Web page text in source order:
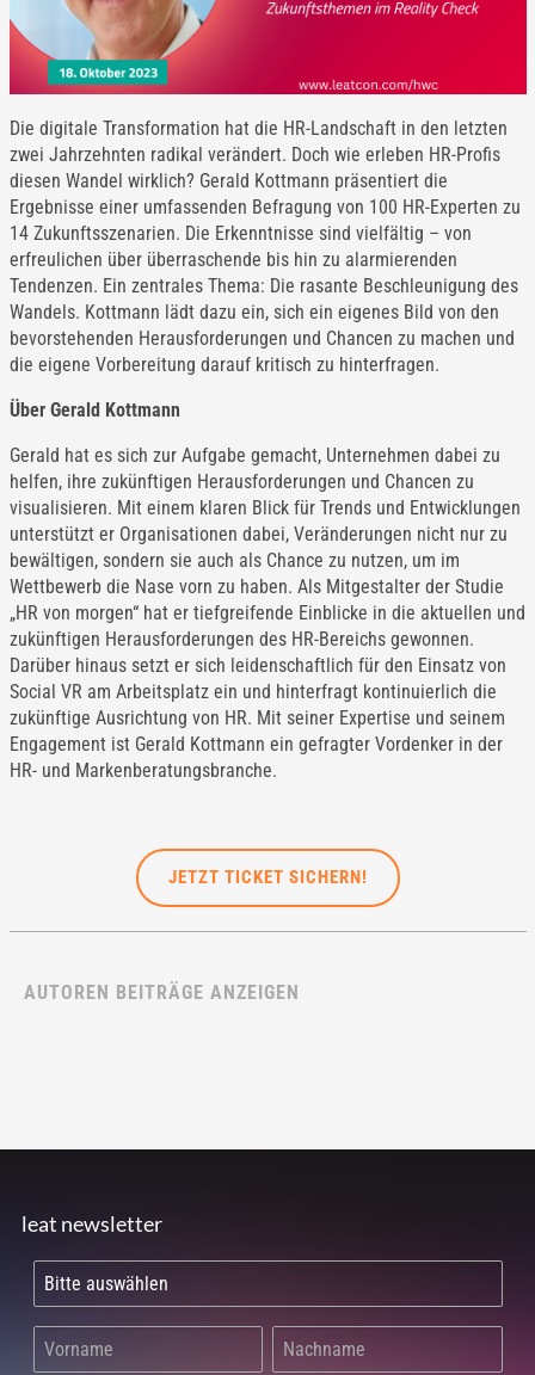
Die digitale Transformation hat die HR-Landschaft in den letzten
zwei Jahrzehnten radikal verändert. Doch wie erleben HR-Profis
diesen Wandel wirklich? Gerald Kottmann präsentiert die
Ergebnisse einer umfassenden Befragung von 100 HR-Experten zu
14 Zukunftsszenarien. Die Erkenntnisse sind vielfältig – von
erfreulichen über überraschende bis hin zu alarmierenden
Tendenzen. Ein zentrales Thema: Die rasante Beschleunigung des
Wandels. Kottmann lädt dazu ein, sich ein eigenes Bild von den
bevorstehenden Herausforderungen und Chancen zu machen und
die eigene Vorbereitung darauf kritisch zu hinterfragen.
Über Gerald Kottmann
Gerald hat es sich zur Aufgabe gemacht, Unternehmen dabei zu
helfen, ihre zukünftigen Herausforderungen und Chancen zu
visualisieren. Mit einem klaren Blick für Trends und Entwicklungen
unterstützt er Organisationen dabei, Veränderungen nicht nur zu
bewältigen, sondern sie auch als Chance zu nutzen, um im
Wettbewerb die Nase vorn zu haben. Als Mitgestalter der Studie
„HR von morgen“ hat er tiefgreifende Einblicke in die aktuellen und
zukünftigen Herausforderungen des HR-Bereichs gewonnen.
Darüber hinaus setzt er sich leidenschaftlich für den Einsatz von
Social VR am Arbeitsplatz ein und hinterfragt kontinuierlich die
zukünftige Ausrichtung von HR. Mit seiner Expertise und seinem
Engagement ist Gerald Kottmann ein gefragter Vordenker in der
HR- und Markenberatungsbranche.
JETZT TICKET SICHERN!
AUTOREN BEITRÄGE ANZEIGEN
leat newsletter